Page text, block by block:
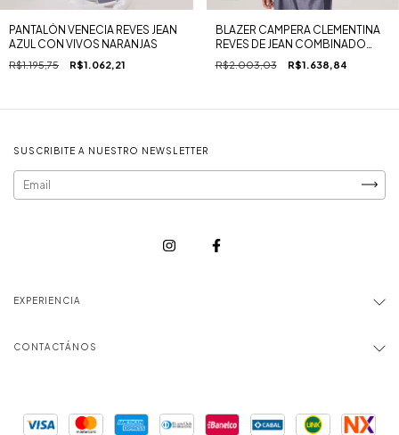
PANTALÓN VENECIA REVES JEAN
AZUL CON VIVOS NARANJAS
R$1.195,75 R$1.062,21
BLAZER CAMPERA CLEMENTINA
REVES DE JEAN COMBINADO
CON AZUL Y NARANJA
R$2.003,03 R$1.638,84
SUSCRIBITE A NUESTRO NEWSLETTER
EXPERIENCIA
CONTACTÁNOS